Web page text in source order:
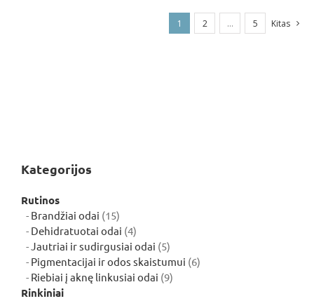
1 2 … 5 Kitas
Kategorijos
Rutinos
Brandžiai odai 1515
produktų
Dehidratuotai odai 44
produktai
Jautriai ir sudirgusiai odai 55
produktai
Pigmentacijai ir odos skaistumui 66
Riebiai į aknę linkusiai odai 99
Rinkiniai